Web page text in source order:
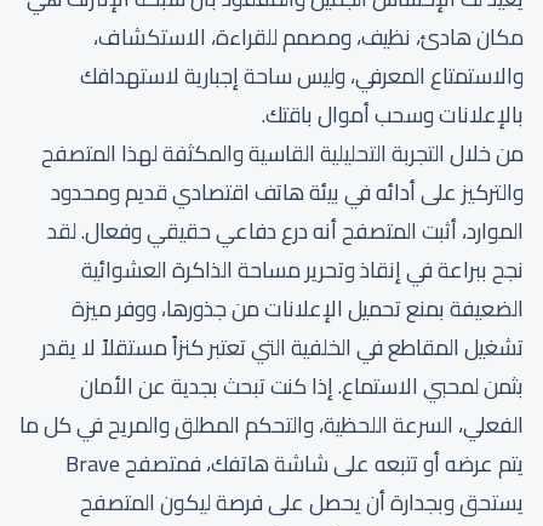
مكان هادئ، نظيف، ومصمم للقراءة، الاستكشاف،
والاستمتاع المعرفي، وليس ساحة إجبارية لاستهدافك
بالإعلانات وسحب أموال باقتك.
من خلال التجربة التحليلية القاسية والمكثفة لهذا المتصفح
والتركيز على أدائه في بيئة هاتف اقتصادي قديم ومحدود
الموارد، أثبت المتصفح أنه درع دفاعي حقيقي وفعال. لقد
نجح ببراعة في إنقاذ وتحرير مساحة الذاكرة العشوائية
الضعيفة بمنع تحميل الإعلانات من جذورها، ووفر ميزة
تشغيل المقاطع في الخلفية التي تعتبر كنزاً مستقلاً لا يقدر
بثمن لمحبي الاستماع. إذا كنت تبحث بجدية عن الأمان
الفعلي، السرعة اللحظية، والتحكم المطلق والمريح في كل ما
يتم عرضه أو تتبعه على شاشة هاتفك، فمتصفح Brave
يستحق وبجدارة أن يحصل على فرصة ليكون المتصفح